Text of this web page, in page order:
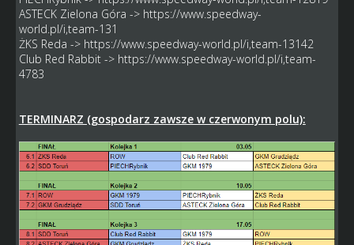
ASTECK Zielona Góra -> https://www.speedway-
world.pl/i,team-131
ŻKS Reda -> https://www.speedway-world.pl/i,team-13142
Club Red Rabbit -> https://www.speedway-world.pl/i,team-
4783
TERMINARZ (gospodarz zawsze w czerwonym polu):